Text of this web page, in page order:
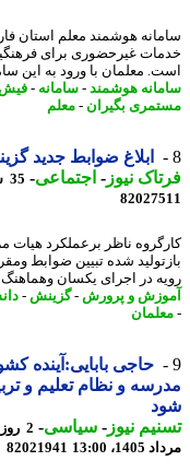
غیرحضوری برای فرهنگیان
معلمان با ورود به این
هوشمند-سامانه-فیش
بگیران- معلم
ابلاغ ضوابط جدید
نیوز-اجتماعی-35 ساعت پیش - چهارشنبه 14 مرداد 1405، 10:45
ناظر برعملکرد هیات
شده تبیین ضوابط
در اجرای یکسان وهماهنگ در
و پرورش-گزینش -
حاجی بابایی:آینده کشور
و نظام تعلیم و
نیوز-سیاسی-
13:00
82021941